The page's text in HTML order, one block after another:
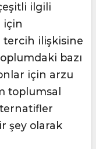
ilgili
için
tercih ilişkisine
bazı
için arzu
toplumsal
şey olarak